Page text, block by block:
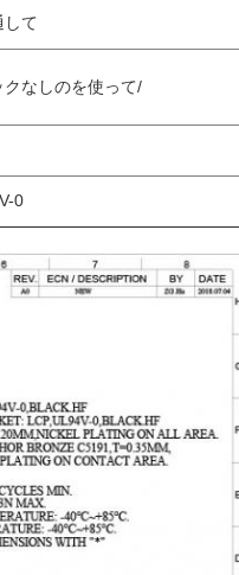
して
クなしのを使って/
0